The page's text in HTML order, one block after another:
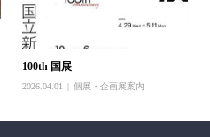
100th 国展
2026.04.01 個展・企画展案内